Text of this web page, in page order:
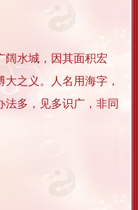
阔水城，因其面积宏
之义。人名用海字，
法多，见多识广，非同